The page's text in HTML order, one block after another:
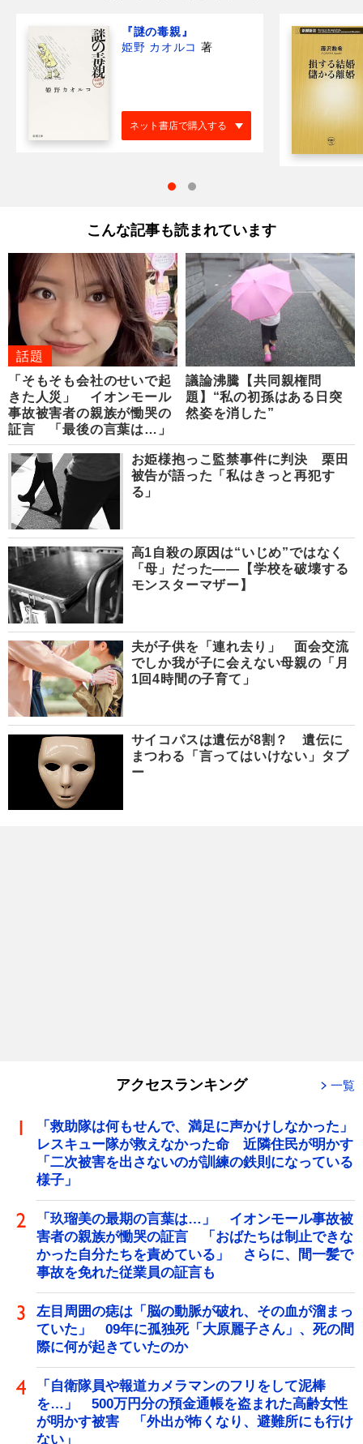
『謎の毒親』
姫野 カオルコ 著
ネット書店で購入する
こんな記事も読まれています
話題
「そもそも会社のせいで起
きた人災」 イオンモール
事故被害者の親族が慟哭の
証言 「最後の言葉は…」
議論沸騰【共同親権問
題】“私の初孫はある日突
然姿を消した”
お姫様抱っこ監禁事件に判決 栗田
被告が語った「私はきっと再犯す
る」
高1自殺の原因は“いじめ”ではなく
「母」だった――【学校を破壊する
モンスターマザー】
夫が子供を「連れ去り」 面会交流
でしか我が子に会えない母親の「月
1回4時間の子育て」
サイコパスは遺伝が8割？ 遺伝に
まつわる「言ってはいけない」タブ
ー
アクセスランキング 一覧
「救助隊は何もせんで、満足に声かけしなかった」
レスキュー隊が救えなかった命 近隣住民が明かす
「二次被害を出さないのが訓練の鉄則になっている
様子」
「玖瑠美の最期の言葉は…」 イオンモール事故被
害者の親族が慟哭の証言 「おばたちは制止できな
かった自分たちを責めている」 さらに、間一髪で
事故を免れた従業員の証言も
左目周囲の痣は「脳の動脈が破れ、その血が溜まっ
ていた」 09年に孤独死「大原麗子さん」、死の間
際に何が起きていたのか
「自衛隊員や報道カメラマンのフリをして泥棒
を…」 500万円分の預金通帳を盗まれた高齢女性
が明かす被害 「外出が怖くなり、避難所にも行け
ない」